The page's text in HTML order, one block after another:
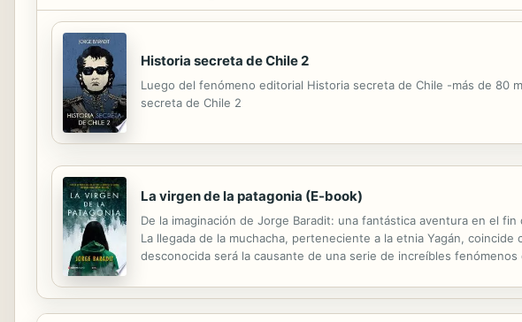
Historia secreta de Chile 2
Luego del fenómeno editorial Historia secreta de Chile -más de 80
secreta de Chile 2
La virgen de la patagonia (E-book)
De la imaginación de Jorge Baradit: una fantástica aventura en el
La llegada de la muchacha, perteneciente a la etnia Yagán,
desconocida será la causante de una serie de increíbles